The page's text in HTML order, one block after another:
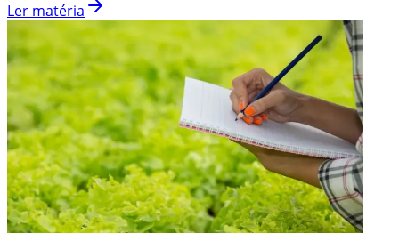
Ler matéria